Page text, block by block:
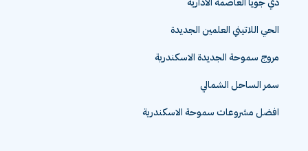
الحي اللاتيني العلمين الجديدة
مروج سموحة الجديدة الاسكندرية
سمر الساحل الشمالي
افضل مشروعات سموحة الاسكندرية